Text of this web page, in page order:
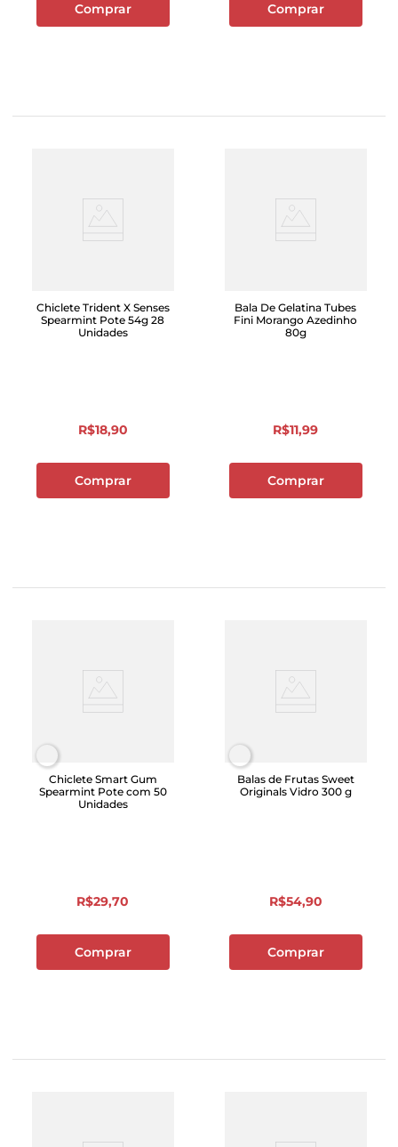
Comprar Comprar
Chiclete Trident X Senses
Spearmint Pote 54g 28
Unidades
R$18,90
Comprar
Bala De Gelatina Tubes
Fini Morango Azedinho
80g
R$11,99
Comprar
Chiclete Smart Gum
Spearmint Pote com 50
Unidades
R$29,70
Comprar
Balas de Frutas Sweet
Originals Vidro 300 g
R$54,90
Comprar